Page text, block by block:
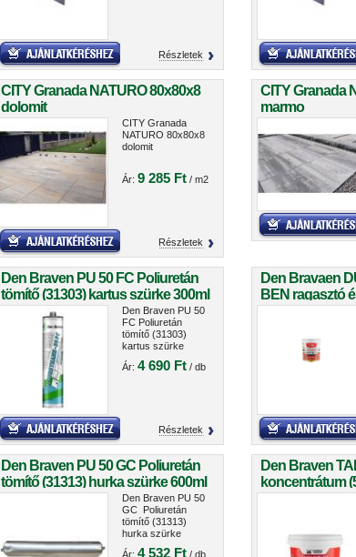
Részletek
CITY Granada NATURO 80x80x8
dolomit
CITY Granada
NATURO 80x80x8
dolomit
Ár: 9 285 Ft/ m2
Részletek
CITY Granada
marmo
Den Braven PU 50 FC Poliuretán
tömítő (31303) kartus szürke 300ml
Den Braven PU 50
FC Poliuretán
tömítő (31303)
kartus szürke
Ár: 4 690 Ft/ db
Részletek
Den Bravaen
BEN ragasztó
5kg
Den Braven PU 50 GC Poliuretán
tömítő (31313) hurka szürke 600ml
Den Braven PU 50
GC Poliuretán
tömítő (31313)
hurka szürke
Ár: 4 532 Ft/ db
Den Braven
koncentrátum